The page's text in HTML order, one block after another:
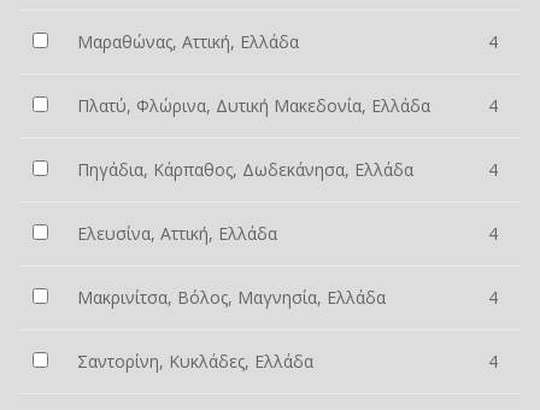
Μαραθώνας, Αττική, Ελλάδα 4
Πλατύ, Φλώρινα, Δυτική Μακεδονία, Ελλάδα 4
Πηγάδια, Κάρπαθος, Δωδεκάνησα, Ελλάδα 4
Ελευσίνα, Αττική, Ελλάδα 4
Μακρινίτσα, Βόλος, Μαγνησία, Ελλάδα 4
Σαντορίνη, Κυκλάδες, Ελλάδα 4